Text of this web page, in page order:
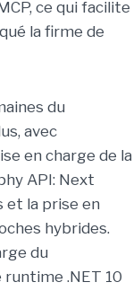
ce qui facilite
la firme de
du
avec
en charge de la
API: Next
et la prise en
hybrides.
du
runtime .NET 10